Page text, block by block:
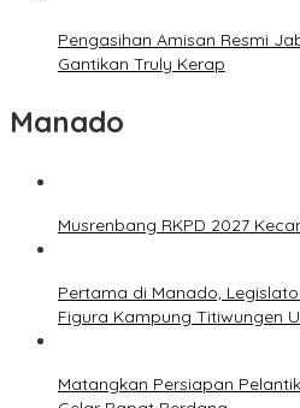
Pengasihan Amisan Resmi
Gantikan Truly Kerap
Manado
Musrenbang RKPD 2027
Pertama di Manado,
Figura Kampung Titiwungen
Matangkan Persiapan